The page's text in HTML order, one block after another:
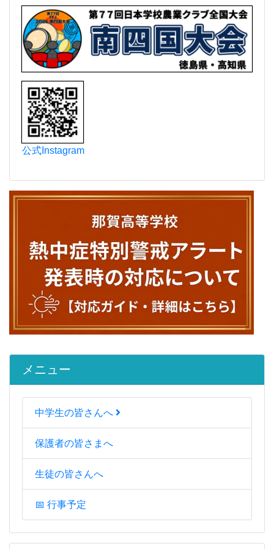
公式Instagram
メニュー
中学生の皆さんへ
保護者の皆さまへ
生徒の皆さんへ
📅 行事予定